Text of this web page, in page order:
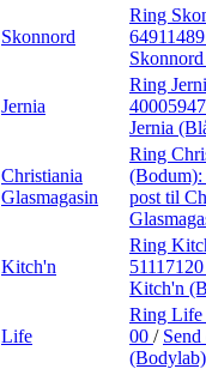
Skonnord
Ring
64911489
Jernia
Ring
40005947
Jernia
Christiania
Glasmagasin
Ring
(Bodum):
post til
Kitch'n
Ring
51117120
Kitch'n
Life
Ring Life
00 / Send
(Bodylab)